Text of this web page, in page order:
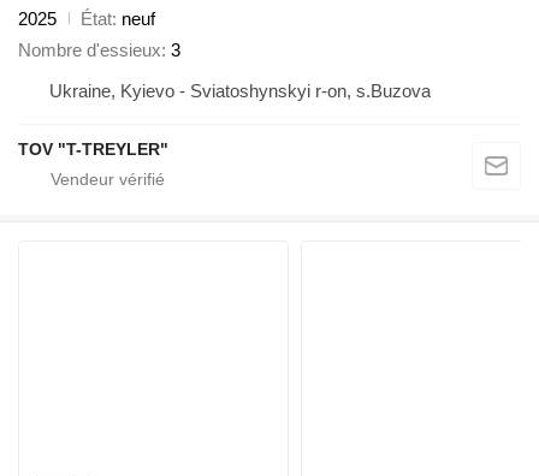
2025
État neuf
Nombre d'essieux 3
Ukraine, Kyievo - Sviatoshynskyi r-on, s.Buzova
TOV "T-TREYLER"